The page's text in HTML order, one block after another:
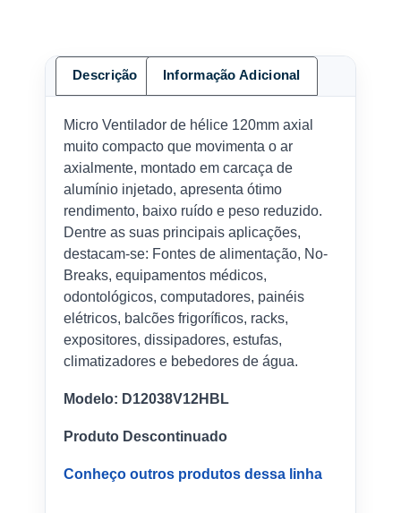
Descrição Informação Adicional
Micro Ventilador de hélice 120mm axial
muito compacto que movimenta o ar
axialmente, montado em carcaça de
alumínio injetado, apresenta ótimo
rendimento, baixo ruído e peso reduzido.
Dentre as suas principais aplicações,
destacam-se: Fontes de alimentação, No-
Breaks, equipamentos médicos,
odontológicos, computadores, painéis
elétricos, balcões frigoríficos, racks,
expositores, dissipadores, estufas,
climatizadores e bebedores de água.
Modelo: D12038V12HBL
Produto Descontinuado
Conheço outros produtos dessa linha